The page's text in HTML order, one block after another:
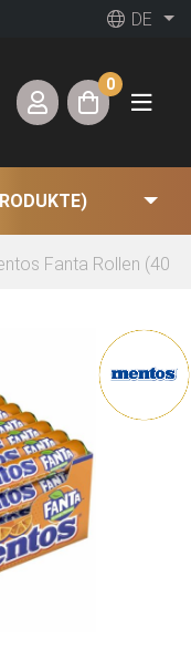
DE
0
Fanta Rollen (40 x